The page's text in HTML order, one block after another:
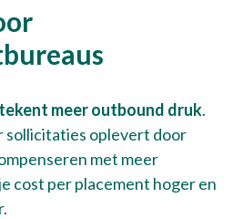
meer outbound druk.
sollicitaties oplevert door
met meer
cost per placement hoger en